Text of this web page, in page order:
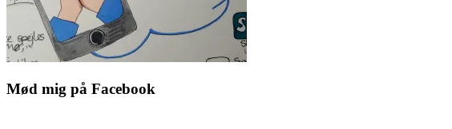
Mød mig på Facebook